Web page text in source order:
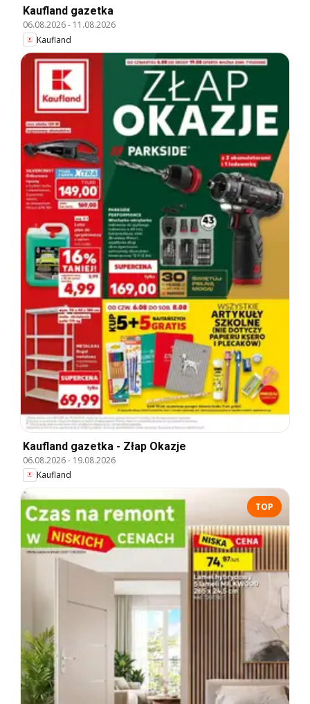
Kaufland gazetka
06.08.2026- 11.08.2026
Kaufland
Kaufland gazetka - Złap Okazje
06.08.2026- 19.08.2026
Kaufland
TOP